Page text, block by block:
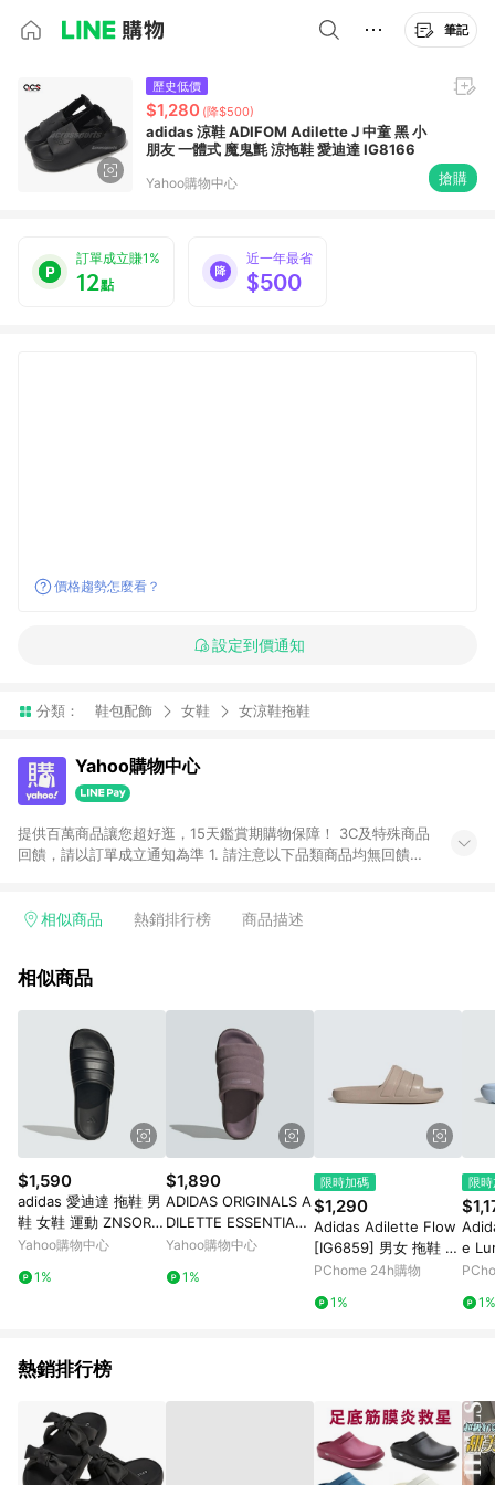
筆記
歷史低價
$1,280 (降$500)
adidas 涼鞋 ADIFOM Adilette J 中童 黑 小
朋友 一體式 魔鬼氈 涼拖鞋 愛迪達 IG8166
Yahoo購物中心 搶購
訂單成立賺1%
12點
近一年最省
$500
價格趨勢怎麼看？
設定到價通知
分類： 鞋包配飾 女鞋 女涼鞋拖鞋
Yahoo購物中心
提供百萬商品讓您超好逛，15天鑑賞期購物保障！ 3C及特殊商品
回饋，請以訂單成立通知為準 1. 請注意以下品類商品均無回饋：
電玩/遊戲/相機/單眼/鏡頭/拍立得 [2024/6/1起適用] -內接硬
的購回饋活動享Yahoo超贈點回饋者 - 購物中心商店之商品：商
價券等虛擬貨幣折抵 4. 大宗採購或批發轉賣不具回饋資格： 如
有相關事證認定您為大宗採購、批發轉賣而非最終消費使用者，
相關認定以Yahoo購物中心之認定為準
相似商品 熱銷排行榜 商品描述
相似商品
$1,590
adidas 愛迪達 拖鞋 男
鞋 女鞋 運動 ZNSORY
SLIDE 黑 JR3123 (A5
Yahoo購物中心
1%
$1,890
ADIDAS ORIGINALS A
DILETTE ESSENTIAL
W 女運動拖鞋-紫粉-IF
Yahoo購物中心
1%
限時加碼
$1,290
Adidas Adilette Flow
[IG6859] 男女 拖鞋 運
動拖鞋 涼拖鞋 休閒 愛
PChome 24h購物
1%
限
e
拖鞋
1%
熱銷排行榜